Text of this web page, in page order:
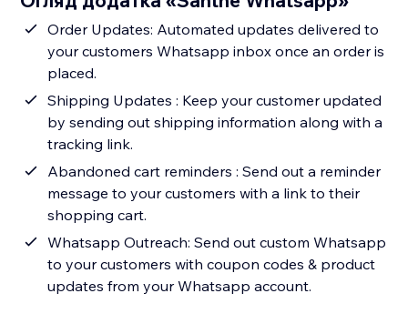
Order Updates: Automated updates delivered to
your customers Whatsapp inbox once an order is
placed.
Shipping Updates : Keep your customer updated
by sending out shipping information along with a
tracking link.
Abandoned cart reminders : Send out a reminder
message to your customers with a link to their
shopping cart.
Whatsapp Outreach: Send out custom Whatsapp
to your customers with coupon codes & product
updates from your Whatsapp account.